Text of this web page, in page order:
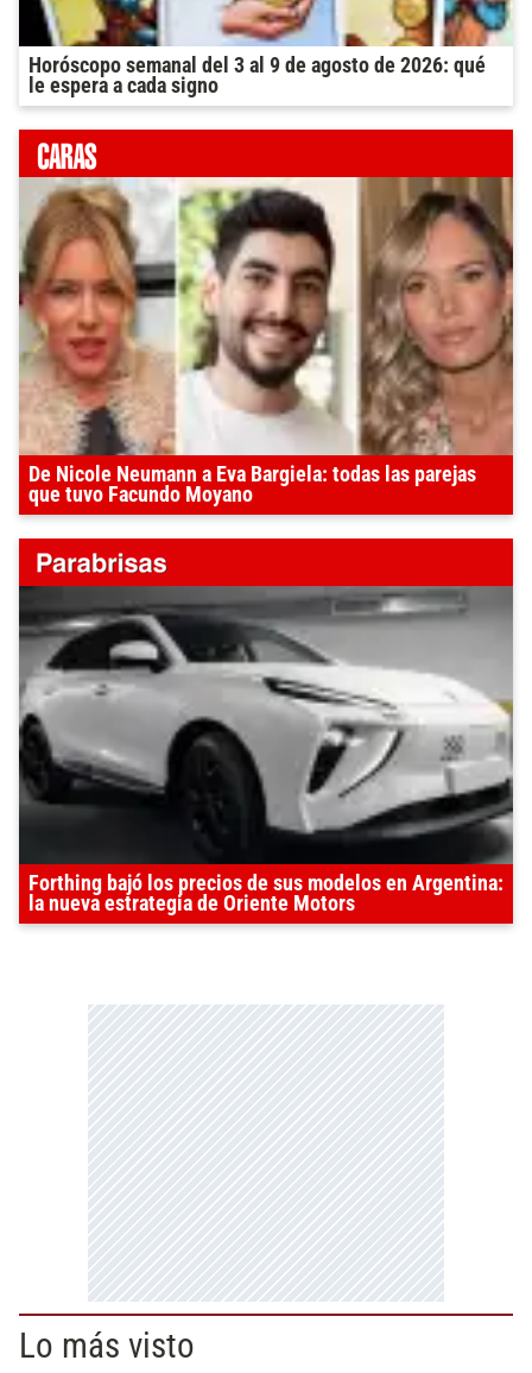
Horóscopo semanal del 3 al 9 de agosto de 2026: qué
le espera a cada signo
De Nicole Neumann a Eva Bargiela: todas las parejas
que tuvo Facundo Moyano
Forthing bajó los precios de sus modelos en Argentina:
la nueva estrategia de Oriente Motors
Lo más visto